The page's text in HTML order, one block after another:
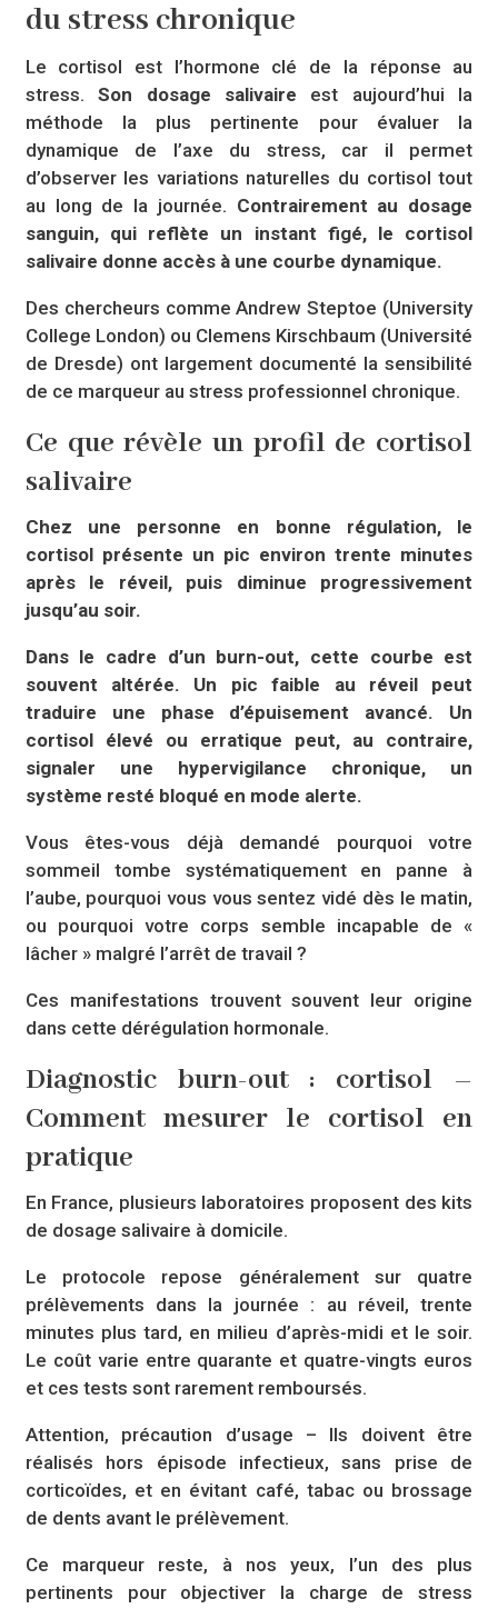
du stress chronique
Le cortisol est l’hormone clé de la réponse au
stress.Son dosage salivaire est aujourd’hui la
méthode la plus pertinente pour évaluer la
dynamique de l’axe du stress, car il permet
d’observer les variations naturelles du cortisol tout
au long de la journée. Contrairement au dosage
sanguin, qui reflète un instant figé, le cortisol
salivaire donne accès à une courbe dynamique.
Des chercheurs comme Andrew Steptoe (University
College London) ou Clemens Kirschbaum (Université
de Dresde) ont largement documenté la sensibilité
de ce marqueur au stress professionnel chronique.
Ce que révèle un profil de cortisol
salivaire
Chez une personne en bonne régulation, le
cortisol présente un pic environ trente minutes
après le réveil, puis diminue progressivement
jusqu’au soir.
Dans le cadre d’un burn-out, cette courbe est
souvent altérée. Un pic faible au réveil peut
traduire une phase d’épuisement avancé. Un
cortisol élevé ou erratique peut, au contraire,
signaler une hypervigilance chronique, un
système resté bloqué en mode alerte.
Vous êtes-vous déjà demandé pourquoi votre
sommeil tombe systématiquement en panne à
l’aube, pourquoi vous vous sentez vidé dès le matin,
ou pourquoi votre corps semble incapable de «
lâcher » malgré l’arrêt de travail ?
Ces manifestations trouvent souvent leur origine
dans cette dérégulation hormonale.
Diagnostic burn-out : cortisol –
Comment mesurer le cortisol en
pratique
En France, plusieurs laboratoires proposent des kits
de dosage salivaire à domicile.
Le protocole repose généralement sur quatre
prélèvements dans la journée : au réveil, trente
minutes plus tard, en milieu d’après-midi et le soir.
Le coût varie entre quarante et quatre-vingts euros
et ces tests sont rarement remboursés.
Attention, précaution d’usage – Ils doivent être
réalisés hors épisode infectieux, sans prise de
corticoïdes, et en évitant café, tabac ou brossage
de dents avant le prélèvement.
Ce marqueur reste, à nos yeux, l’un des plus
pertinents pour objectiver la charge de stress